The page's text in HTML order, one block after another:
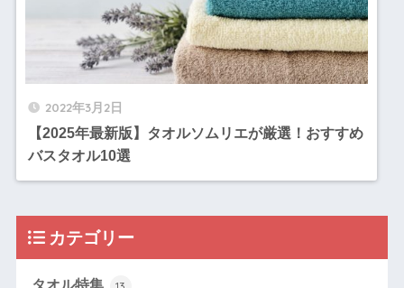
2022年3月2日
【2025年最新版】タオルソムリエが厳選！おすすめ
バスタオル10選
カテゴリー
タオル特集